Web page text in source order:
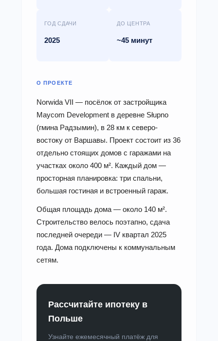
ГОД СДАЧИ
2025
ДО ЦЕНТРА
~45 минут
О ПРОЕКТЕ
Norwida VII — посёлок от застройщика
Maycom Development в деревне Słupno
(гмина Радзымин), в 28 км к северо-
востоку от Варшавы. Проект состоит из 36
отдельно стоящих домов с гаражами на
участках около 400 м². Каждый дом —
просторная планировка: три спальни,
большая гостиная и встроенный гараж.
Общая площадь дома — около 140 м².
Строительство велось поэтапно, сдача
последней очереди — IV квартал 2025
года. Дома подключены к коммунальным
сетям.
Рассчитайте ипотеку в
Польше
Узнайте ежемесячный платёж для